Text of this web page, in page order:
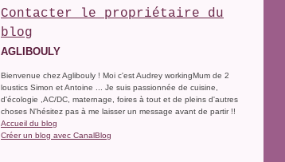
Contacter le propriétaire du
blog
AGLIBOULY
Bienvenue chez Aglibouly ! Moi c'est Audrey workingMum de 2
loustics Simon et Antoine ... Je suis passionnée de cuisine,
d'écologie ,AC/DC, maternage, foires à tout et de pleins d'autres
choses N'hésitez pas à me laisser un message avant de partir !!
Accueil du blog
Créer un blog avec CanalBlog